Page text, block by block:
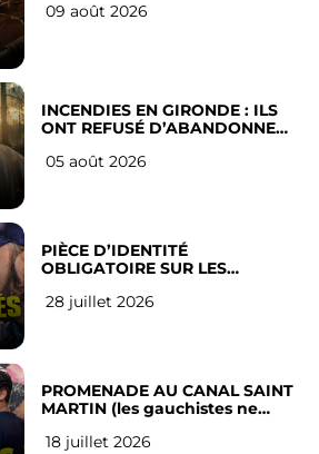
09 août 2026
INCENDIES EN GIRONDE : ILS
ONT REFUSÉ D’ABANDONNER
05 août 2026
PIÈCE D’IDENTITÉ
OBLIGATOIRE SUR LES
Français
28 juillet 2026
PROMENADE AU CANAL SAINT
MARTIN (les gauchistes ne
18 juillet 2026